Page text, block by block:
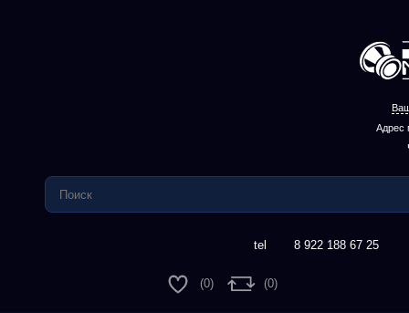
Адрес
8 922 188 67 25
(0) (0)